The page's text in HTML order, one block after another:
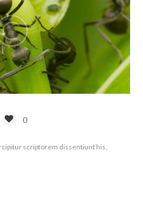
0
scriptorem dissentiunt his,